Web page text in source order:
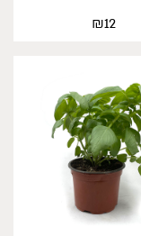
12
₪